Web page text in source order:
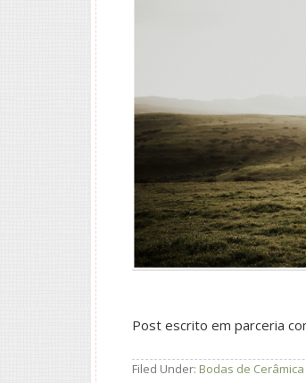
Post escrito em parceria
Filed Under: Bodas de